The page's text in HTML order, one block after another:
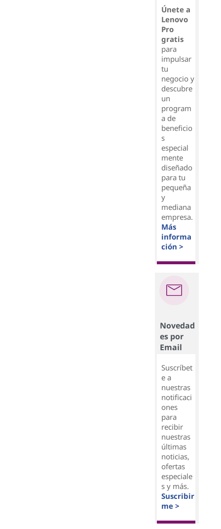
Únete a
Lenovo
Pro
gratis
para
impulsar
tu
negocio y
descubre
un
program
a de
beneficio
s
especial
mente
diseñado
para tu
pequeña
y
mediana
empresa.
Más
informa
ción >
Novedad
es por
Email
Suscríbet
e a
nuestras
notificaci
ones
para
recibir
nuestras
últimas
noticias,
ofertas
especiale
s y más.
Suscribir
me >